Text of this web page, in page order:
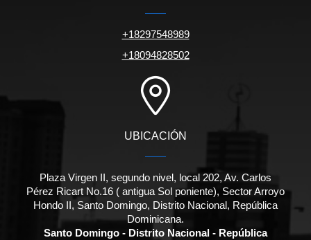
+18297548989
+18094828502
UBICACIÓN
Plaza Virgen II, segundo nivel, local 202, Av. Carlos
Pérez Ricart No.16 ( antigua Sol poniente), Sector Arroyo
Hondo II, Santo Domingo, Distrito Nacional, República
Dominicana.
Santo Domingo - Distrito Nacional - República